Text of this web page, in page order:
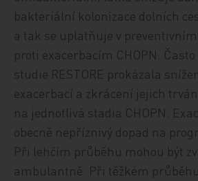
bakteriální kolonizace dolních
a tak se uplatňuje v
proti exacerbacím CHOPN.
studie RESTORE prokázala
exacerbací a zkrácení jejich
na jednotlivá stadia CHOPN.
obecně nepříznivý dopad na
Při lehčím průběhu mohou být
ambulantně. Při těžkém